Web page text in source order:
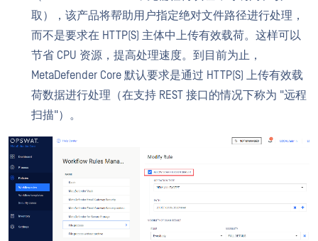
取），该产品将帮助用户指定绝对文件路径进行处理，
而不是要求在 HTTP(S) 主体中上传有效载荷。这样可以
节省 CPU 资源，提高处理速度。到目前为止，
MetaDefender Core 默认要求是通过 HTTP(S) 上传有效载
荷数据进行处理（在支持 REST 接口的情况下称为 "远程
扫描"）。